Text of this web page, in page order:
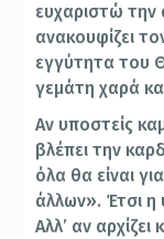
ευχαριστώ την
ανακουφίζει
εγγύτητα του
γεμάτη χαρά
Αν υποστείς
βλέπει την
όλα θα είναι
άλλων». Έτσι η
Αλλ’ αν